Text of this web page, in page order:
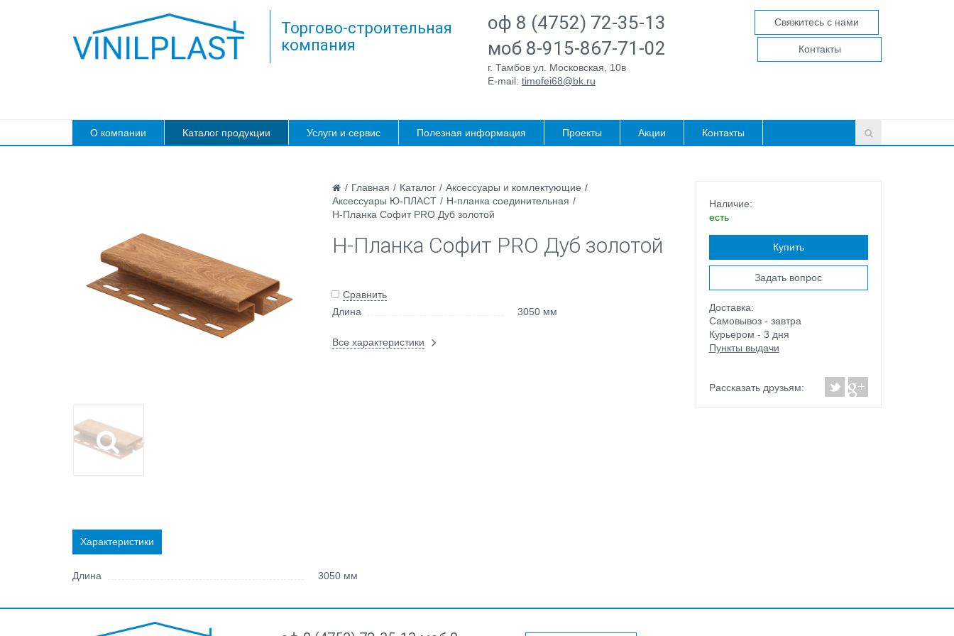
Торгово-строительная
компания
оф 8 (4752) 72-35-13
моб 8-915-867-71-02
г. Тамбов ул. Московская, 10в
E-mail: timofei68@bk.ru
Свяжитесь с нами
Контакты
О компании Каталог продукции Услуги и сервис Полезная информация Проекты Акции Контакты
/ Главная / Каталог / Аксессуары и комлектующие /
Аксессуары Ю-ПЛАСТ / Н-планка соединительная /
H-Планка Софит PRO Дуб золотой
H-Планка Софит PRO Дуб золотой
Сравнить
Длина
3050 мм
Все характеристики
Наличие:
есть
Купить
Задать вопрос
Доставка:
Самовывоз - завтра
Курьером - 3 дня
Пункты выдачи
Рассказать друзьям:
Характеристики
Длина 3050 мм